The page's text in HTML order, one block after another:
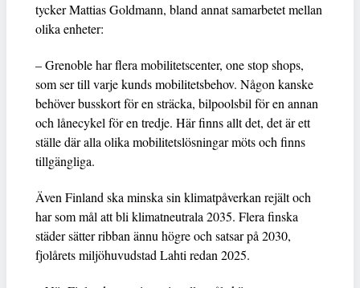
tycker Mattias Goldmann, bland annat samarbetet mellan
olika enheter:
– Grenoble har flera mobilitetscenter, one stop shops,
som ser till varje kunds mobilitetsbehov. Någon kanske
behöver busskort för en sträcka, bilpoolsbil för en annan
och lånecykel för en tredje. Här finns allt det, det är ett
ställe där alla olika mobilitetslösningar möts och finns
tillgängliga.
Även Finland ska minska sin klimatpåverkan rejält och
har som mål att bli klimatneutrala 2035. Flera finska
städer sätter ribban ännu högre och satsar på 2030,
fjolårets miljöhuvudstad Lahti redan 2025.